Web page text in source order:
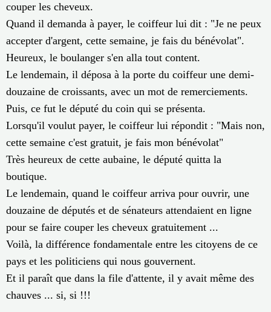
couper les cheveux.
Quand il demanda à payer, le coiffeur lui dit : "Je ne peux
accepter d'argent, cette semaine, je fais du bénévolat".
Heureux, le boulanger s'en alla tout content.
Le lendemain, il déposa à la porte du coiffeur une demi-
douzaine de croissants, avec un mot de remerciements.
Puis, ce fut le député du coin qui se présenta.
Lorsqu'il voulut payer, le coiffeur lui répondit : "Mais non,
cette semaine c'est gratuit, je fais mon bénévolat"
Très heureux de cette aubaine, le député quitta la
boutique.
Le lendemain, quand le coiffeur arriva pour ouvrir, une
douzaine de députés et de sénateurs attendaient en ligne
pour se faire couper les cheveux gratuitement ...
Voilà, la différence fondamentale entre les citoyens de ce
pays et les politiciens qui nous gouvernent.
Et il paraît que dans la file d'attente, il y avait même des
chauves ... si, si !!!